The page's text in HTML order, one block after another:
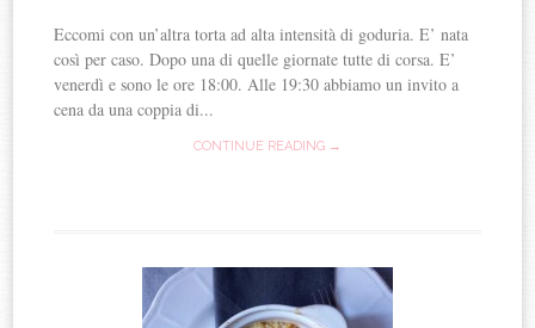
Eccomi con un’altra torta ad alta intensità di goduria. E’ nata
così per caso. Dopo una di quelle giornate tutte di corsa. E’
venerdì e sono le ore 18:00. Alle 19:30 abbiamo un invito a
cena da una coppia di...
CONTINUE READING →